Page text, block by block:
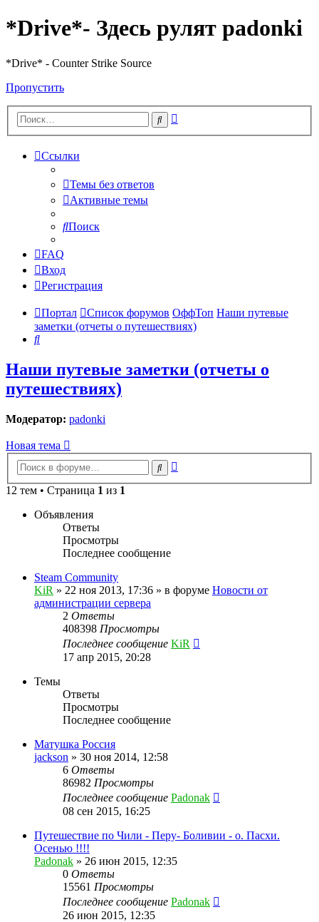
*Drive*- Здесь рулят padonki
*Drive* - Counter Strike Source
Пропустить
Поиск
Ссылки
Темы без ответов
Активные темы
Поиск
FAQ
Вход
Регистрация
Портал Список форумов ОффТоп Наши путевые
заметки (отчеты о путешествиях)
Поиск
Наши путевые заметки (отчеты о
путешествиях)
Модератор: padonki
Новая тема
Поиск
12 тем • Страница 1 из 1
Объявления
Ответы
Просмотры
Последнее сообщение
Steam Community
KiR » 22 ноя 2013, 17:36 » в форуме Новости от
администрации сервера
2 Ответы
408398 Просмотры
Последнее сообщение KiR
17 апр 2015, 20:28
Темы
Ответы
Просмотры
Последнее сообщение
Матушка Россия
jackson » 30 ноя 2014, 12:58
6 Ответы
86982 Просмотры
Последнее сообщение Padonak
08 сен 2015, 16:25
Путешествие по Чили - Перу- Боливии - о. Пасхи.
Осенью !!!!
Padonak » 26 июн 2015, 12:35
0 Ответы
15561 Просмотры
Последнее сообщение Padonak
26 июн 2015, 12:35